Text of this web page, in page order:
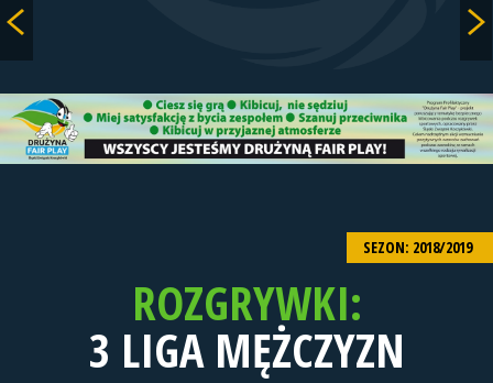
SEZON: 2018/2019
ROZGRYWKI:
3 LIGA MĘŻCZYZN